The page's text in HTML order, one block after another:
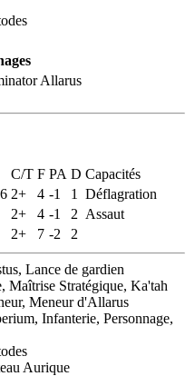
Allarus
C/T F PA D Capacités
2+ 4 -1 1
Déflagration
2+ 4 -1 2 Assaut
2+ 7 -2 2
Lance de gardien
Maîtrise Stratégique, Ka'tah
Meneur d'Allarus
Infanterie, Personnage,
Aurique